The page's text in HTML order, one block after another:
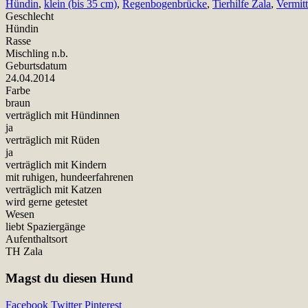
Hündin, klein (bis 35 cm), Regenbogenbrücke, Tierhilfe Zala,
Geschlecht
Hündin
Rasse
Mischling n.b.
Geburtsdatum
24.04.2014
Farbe
braun
verträglich mit Hündinnen
ja
verträglich mit Rüden
ja
verträglich mit Kindern
mit ruhigen, hundeerfahrenen
verträglich mit Katzen
wird gerne getestet
Wesen
liebt Spaziergänge
Aufenthaltsort
TH Zala
Magst du diesen Hund
Facebook Twitter Pinterest